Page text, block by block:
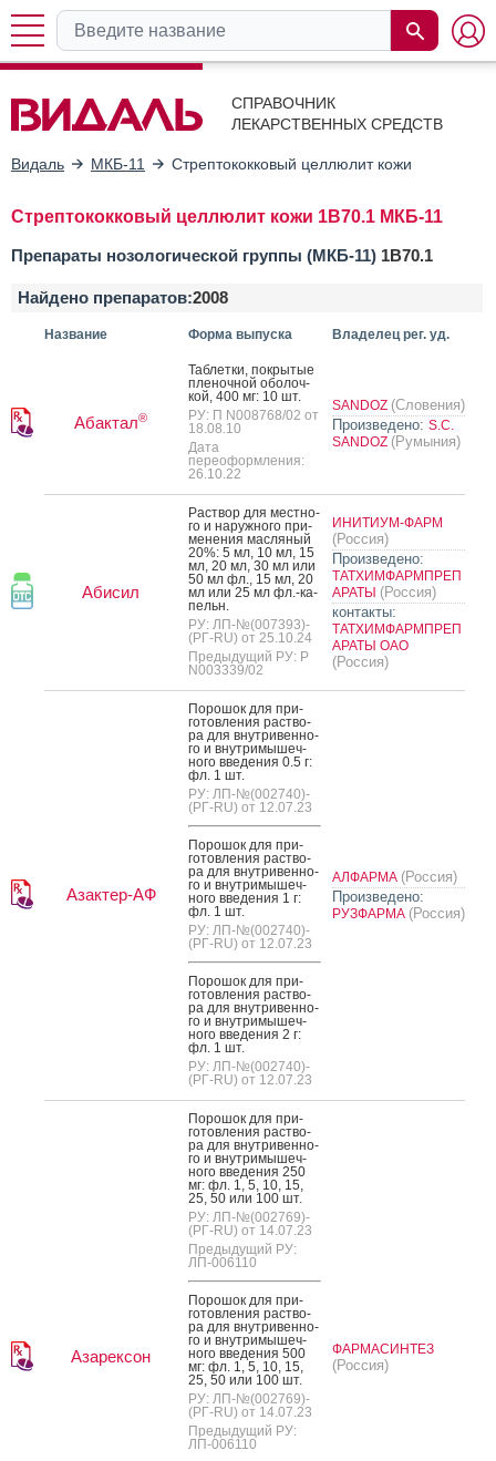
СПРАВОЧНИК
ЛЕКАРСТВЕННЫХ СРЕДСТВ
Видаль МКБ-11 Стрептококковый целлюлит кожи
Стрептококковый целлюлит кожи 1B70.1 МКБ-11
Препараты нозологической группы (МКБ-11) 1B70.1
Найдено препаратов:2008
Название Форма выпуска Владелец рег. уд.
Абактал®
Таб­летки, пок­ры­тые
пле­ноч­ной обо­лоч­
кой, 400 мг: 10 шт.
РУ: П N008768/02 от
18.08.10
Дата
переоформления:
26.10.22
SANDOZ (Словения)
Произведено: S.C.
SANDOZ (Румыния)
Абисил
Рас­твор для мес­тно­
го и на­руж­но­го при­
мене­ния мас­ля­ный
20%: 5 мл, 10 мл, 15
мл, 20 мл, 30 мл или
50 мл фл., 15 мл, 20
мл или 25 мл фл.-ка­
пельн.
РУ: ЛП-№(007393)-
(РГ-RU) от 25.10.24
Предыдущий РУ: Р
N003339/02
ИНИТИУМ-ФАРМ
(Россия)
Произведено:
ТАТХИМФАРМПРЕП
АРАТЫ (Россия)
контакты:
ТАТХИМФАРМПРЕП
АРАТЫ ОАО
(Россия)
Азактер-АФ
По­рошок для при­
готов­ле­ния рас­тво­
ра для внут­ри­вен­но­
го и внут­ри­мышеч­
но­го вве­дения 0.5 г:
фл. 1 шт.
РУ: ЛП-№(002740)-
(РГ-RU) от 12.07.23
По­рошок для при­
готов­ле­ния рас­тво­
ра для внут­ри­вен­но­
го и внут­ри­мышеч­
но­го вве­дения 1 г:
фл. 1 шт.
РУ: ЛП-№(002740)-
(РГ-RU) от 12.07.23
По­рошок для при­
готов­ле­ния рас­тво­
ра для внут­ри­вен­но­
го и внут­ри­мышеч­
но­го вве­дения 2 г:
фл. 1 шт.
РУ: ЛП-№(002740)-
(РГ-RU) от 12.07.23
АЛФАРМА (Россия)
Произведено:
РУЗФАРМА (Россия)
Азарексон
По­рошок для при­
готов­ле­ния рас­тво­
ра для внут­ри­вен­но­
го и внут­ри­мышеч­
но­го вве­дения 250
мг: фл. 1, 5, 10, 15,
25, 50 или 100 шт.
РУ: ЛП-№(002769)-
(РГ-RU) от 14.07.23
Предыдущий РУ:
ЛП-006110
По­рошок для при­
готов­ле­ния рас­тво­
ра для внут­ри­вен­но­
го и внут­ри­мышеч­
но­го вве­дения 500
мг: фл. 1, 5, 10, 15,
25, 50 или 100 шт.
РУ: ЛП-№(002769)-
(РГ-RU) от 14.07.23
Предыдущий РУ:
ЛП-006110
ФАРМАСИНТЕЗ
(Россия)